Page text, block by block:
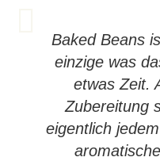
Baked Beans
einzige was
etwas Zeit.
Zubereitung
eigentlich